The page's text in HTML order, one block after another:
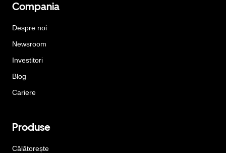
Compania
Despre noi
Newsroom
Investitori
Blog
Cariere
Produse
Călătorește